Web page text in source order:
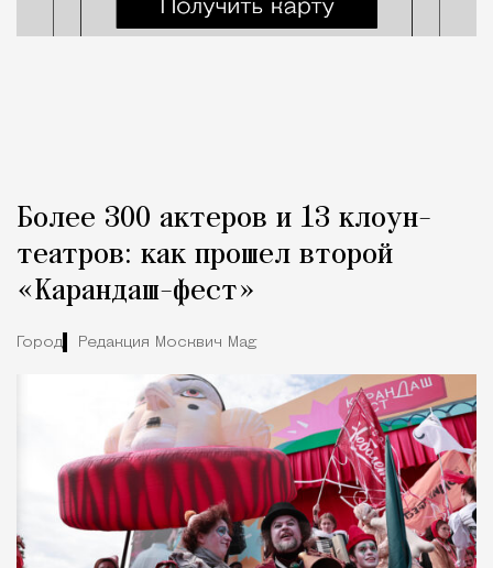
Более 300 актеров и 13 клоун-
театров: как прошел второй
«Карандаш-фест»
Город Редакция Москвич Mag